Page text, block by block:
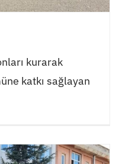
kurarak
katkı sağlayan